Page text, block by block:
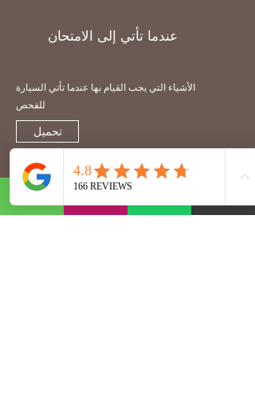
عندما تأتي إلى الامتحان
الأشياء التي يجب القيام بها عندما تأتي السيارة
للفحص
تحميل
بعد الفحص